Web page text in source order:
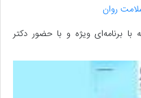
روان
برنامه‌ای ویژه و با حضور دکتر